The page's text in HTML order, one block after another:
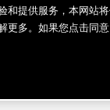
摄两个主体，还能
例构图。
镜头预计发货时间
和提供服务，本网站
更多。如果您点击同